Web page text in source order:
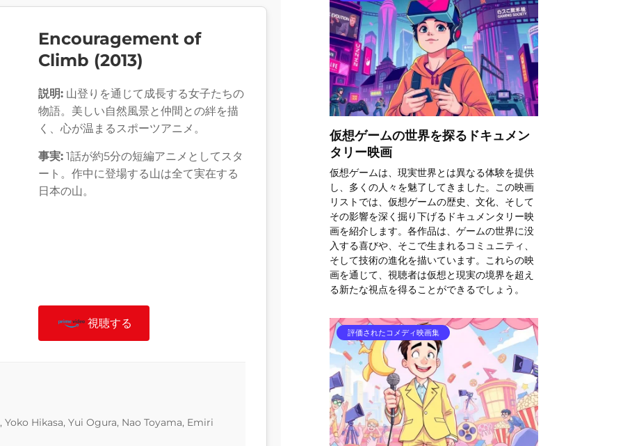
Encouragement of
Climb (2013)
説明: 山登りを通じて成長する女子たちの
物語。美しい自然風景と仲間との絆を描
く、心が温まるスポーツアニメ。
事実: 1話が約5分の短編アニメとしてスタ
ート。作中に登場する山は全て実在する
日本の山。
視聴する
Hikasa, Yui Ogura, Nao Toyama, Emiri
仮想ゲームの世界を探るドキュメン
タリー映画
仮想ゲームは、現実世界とは異なる体験を提供
し、多くの人々を魅了してきました。この映画
リストでは、仮想ゲームの歴史、文化、そして
その影響を深く掘り下げるドキュメンタリー映
画を紹介します。各作品は、ゲームの世界に没
入する喜びや、そこで生まれるコミュニティ、
そして技術の進化を描いています。これらの映
画を通じて、視聴者は仮想と現実の境界を超え
る新たな視点を得ることができるでしょう。
評価されたコメディ映画集